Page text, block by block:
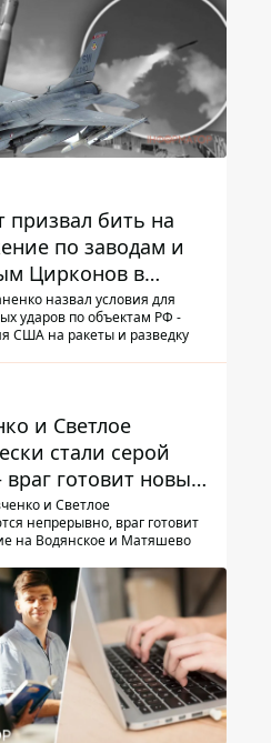
призвал бить на
по заводам и
Цирконов в
назвал условия для
ударов по объектам РФ -
США на ракеты и разведку
и Светлое
стали серой
враг готовит новые
Добропольском
и Светлое
непрерывно, враг готовит
на Водянское и Матяшево